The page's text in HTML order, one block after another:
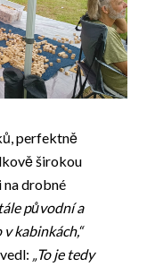
perfektně
širokou
drobné
původní a
kabinkách,“
„To je tedy